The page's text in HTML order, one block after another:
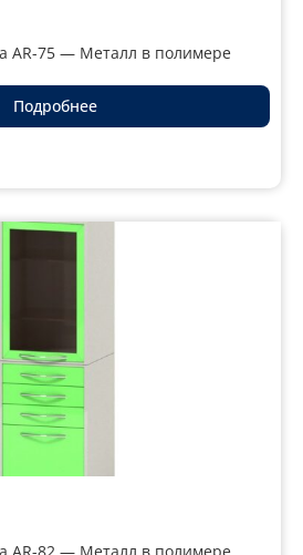
AR-75 — Металл в полимере
Подробнее
AR-82 — Металл в полимере